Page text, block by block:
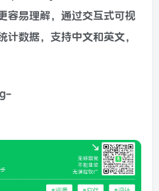
容易理解，通过交互式可视
数据，支持中文和英文，